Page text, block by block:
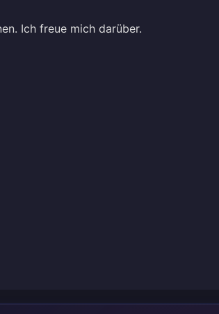
Ich freue mich darüber.